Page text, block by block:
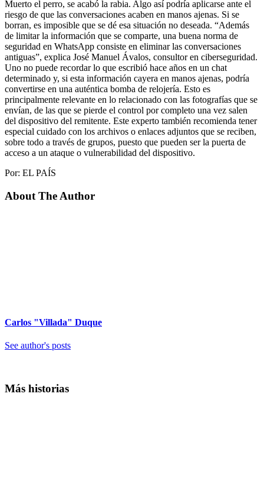
Muerto el perro, se acabó la rabia. Algo así podría aplicarse ante el
riesgo de que las conversaciones acaben en manos ajenas. Si se
borran, es imposible que se dé esa situación no deseada. “Además
de limitar la información que se comparte, una buena norma de
seguridad en WhatsApp consiste en eliminar las conversaciones
antiguas”, explica José Manuel Ávalos, consultor en ciberseguridad.
Uno no puede recordar lo que escribió hace años en un chat
determinado y, si esta información cayera en manos ajenas, podría
convertirse en una auténtica bomba de relojería. Esto es
principalmente relevante en lo relacionado con las fotografías que se
envían, de las que se pierde el control por completo una vez salen
del dispositivo del remitente. Este experto también recomienda tener
especial cuidado con los archivos o enlaces adjuntos que se reciben,
sobre todo a través de grupos, puesto que pueden ser la puerta de
acceso a un ataque o vulnerabilidad del dispositivo.
Por: EL PAÍS
About The Author
Carlos "Villada" Duque
See author's posts
Más historias